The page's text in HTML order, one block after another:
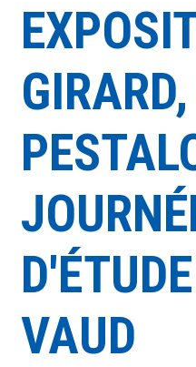
VAUD